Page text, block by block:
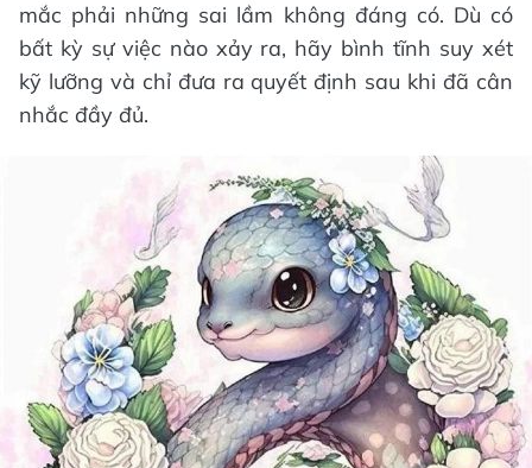
mắc phải những sai lầm không đáng có. Dù có
bất kỳ sự việc nào xảy ra, hãy bình tĩnh suy xét
kỹ lưỡng và chỉ đưa ra quyết định sau khi đã cân
nhắc đầy đủ.